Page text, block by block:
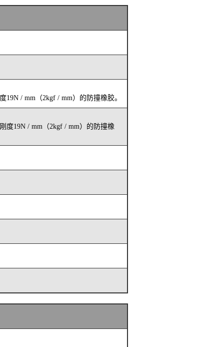
19N / mm（2kgf / mm）的防撞橡胶。
度19N / mm（2kgf / mm）的防撞橡